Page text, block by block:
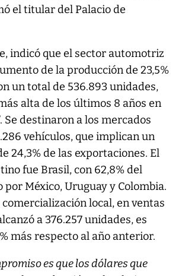
el titular del Palacio de
indicó que el sector automotriz
de la producción de 23,5%
un total de 536.893 unidades,
alta de los últimos 8 años en
Se destinaron a los mercados
vehículos, que implican un
24,3% de las exportaciones. El
fue Brasil, con 62,8% del
por México, Uruguay y Colombia.
local, en ventas
a 376.257 unidades, es
más respecto al año anterior.
es que los dólares que